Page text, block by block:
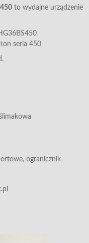
to wydajne urządzenie
seria 450
ogranicznik